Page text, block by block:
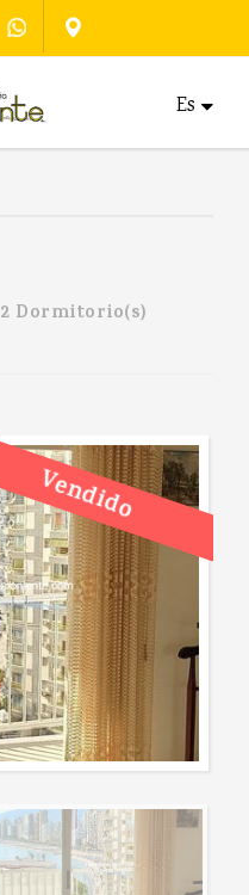
Es
2 Dormitorio(s)
Vendido